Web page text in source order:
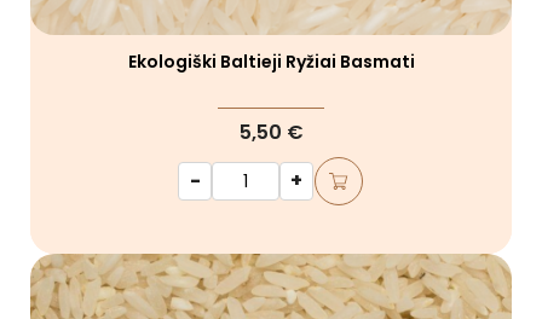
Ekologiški Baltieji Ryžiai Basmati
5,50 €
-
+